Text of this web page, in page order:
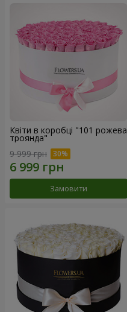
Квіти в коробці "101 рожева
троянда"
9 999 грн
Замовити